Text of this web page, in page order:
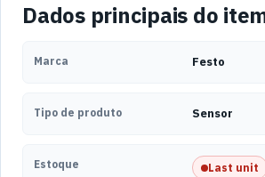
Dados principais do
Marca Festo
Tipo de produto Sensor
Estoque Last unit